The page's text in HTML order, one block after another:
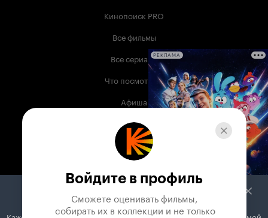
Кинопоиск PRO
Все фильмы
Все сериалы
Что посмотреть
Афиша
Музыка
Телепрограмма
Служба поддержки
РЕКЛАМА
Войдите в профиль
Сможете оценивать фильмы,
собирать их в коллекции и не только